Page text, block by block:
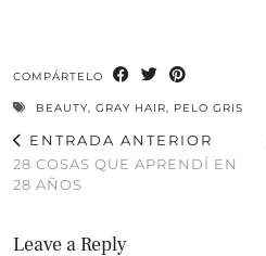
COMPÁRTELO
BEAUTY, GRAY HAIR, PELO GRIS
ENTRADA ANTERIOR
28 COSAS QUE APRENDÍ EN
28 AÑOS
Leave a Reply